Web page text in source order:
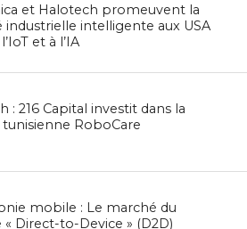
et Halotech promeuvent la
industrielle intelligente aux USA
et à l’IA
: 216 Capital investit dans la
RoboCare
mobile : Le marché du
« Direct-to-Device » (D2D)